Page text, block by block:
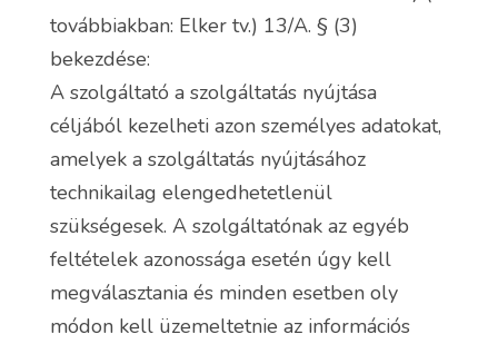
továbbiakban: Elker tv.) 13/A. § (3)
bekezdése:
A szolgáltató a szolgáltatás nyújtása
céljából kezelheti azon személyes adatokat,
amelyek a szolgáltatás nyújtásához
technikailag elengedhetetlenül
szükségesek. A szolgáltatónak az egyéb
feltételek azonossága esetén úgy kell
megválasztania és minden esetben oly
módon kell üzemeltetnie az információs